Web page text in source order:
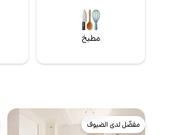
مطبخ
مفضّل لدى الضيوف
مفضّل لدى الضيوف